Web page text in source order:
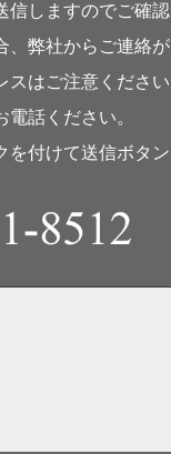
信しますのでご確認
、弊社からご連絡
はご注意ください
話ください。
付けて送信ボタン